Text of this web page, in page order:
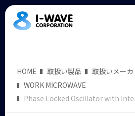
HOME 取扱い製品
取扱いメーカ
WORK MICROWAVE
Phase Locked Oscillator with